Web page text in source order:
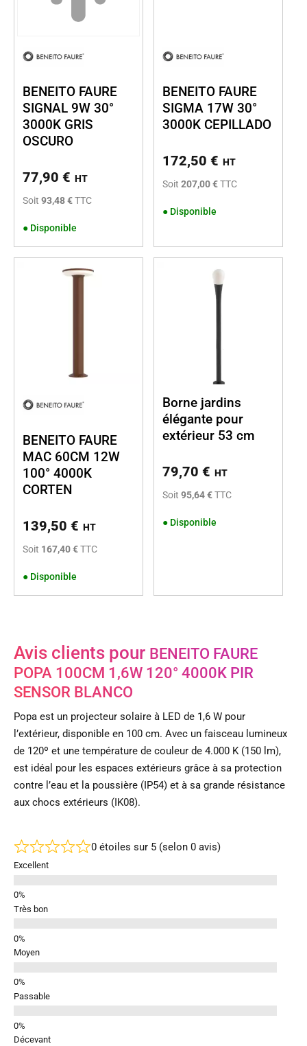
BENEITO FAURE
SIGNAL 9W 30°
3000K GRIS
OSCURO
77,90 € HT
Soit 93,48 €TTC
● Disponible
BENEITO FAURE
SIGMA 17W 30°
3000K CEPILLADO
172,50 € HT
Soit 207,00 €TTC
● Disponible
BENEITO FAURE
MAC 60CM 12W
100° 4000K
CORTEN
139,50 € HT
Soit 167,40 €TTC
● Disponible
Borne jardins
élégante pour
extérieur 53 cm
79,70 € HT
Soit 95,64 €TTC
● Disponible
Avis clients pour BENEITO FAURE
POPA 100CM 1,6W 120° 4000K PIR
SENSOR BLANCO
Popa est un projecteur solaire à LED de 1,6 W pour
l’extérieur, disponible en 100 cm. Avec un faisceau lumineux
de 120º et une température de couleur de 4.000 K (150 lm),
est idéal pour les espaces extérieurs grâce à sa protection
contre l’eau et la poussière (IP54) et à sa grande résistance
aux chocs extérieurs (IK08).
0 étoiles sur 5 (selon 0 avis)
Excellent
Très bon
Moyen
Passable
Décevant